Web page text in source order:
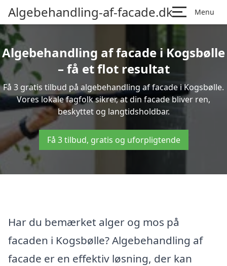
Algebehandling-af-facade.dk Menu
Algebehandling af facade i Kogsbølle
– få et flot resultat
Få 3 gratis tilbud på algebehandling af facade i Kogsbølle.
Vores lokale fagfolk sikrer, at din facade bliver ren,
beskyttet og langtidsholdbar.
Få 3 tilbud, gratis og uforpligtende
Har du bemærket alger og mos på
facaden i Kogsbølle? Algebehandling af
facade er en effektiv løsning, der kan